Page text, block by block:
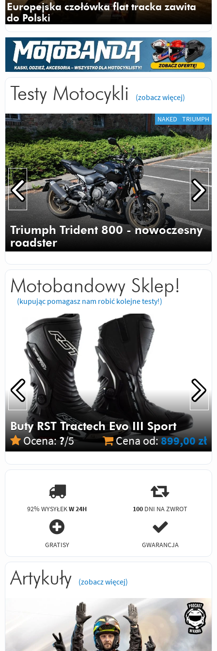
Europejska czołówka flat tracka zawita
do Polski
Testy Motocykli (zobacz więcej)
NAKED TRIUMPH
Triumph Trident 800 - nowoczesny
roadster
Motobandowy Sklep!
(kupując pomagasz nam robić kolejne testy!)
Buty RST Tractech Evo III Sport
Ocena:?/5 Cena od:899,00 zł
92% WYSYŁEKW 24H 100 DNI NA ZWROT
GRATISY GWARANCJA
Artykuły (zobacz więcej)